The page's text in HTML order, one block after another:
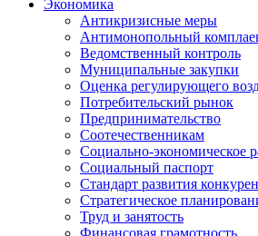
Экономика
Антикризисные меры
Антимонопольный
Ведомственный контроль
Муниципальные закупки
Оценка регулирующего
Потребительский рынок
Предпринимательство
Соотечественникам
Социально-экономическое
Социальный паспорт
Стандарт развития
Стратегическое
Труд и занятость
Финансовая грамотность